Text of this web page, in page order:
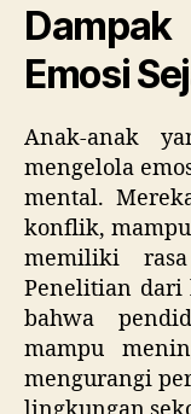
Emosi
Anak-anak
mengelola
mental.
konflik,
memiliki
Penelitian dari
bahwa
mampu
mengurangi